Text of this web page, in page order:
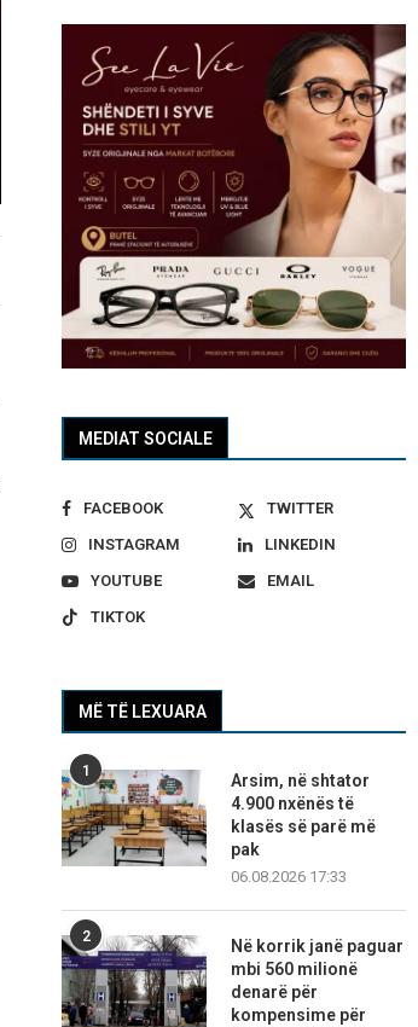
MEDIAT SOCIALE
FACEBOOK
TWITTER
INSTAGRAM
LINKEDIN
YOUTUBE
EMAIL
TIKTOK
MË TË LEXUARA
1
Arsim, në shtator
4.900 nxënës të
klasës së parë më
pak
06.08.2026 17:33
2
Në korrik janë paguar
mbi 560 milionë
denarë për
kompensime për